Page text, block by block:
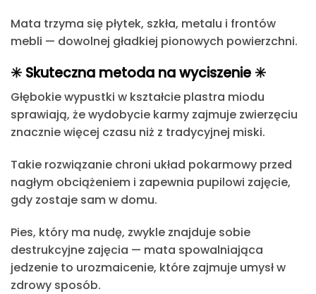
Mata trzyma się płytek, szkła, metalu i frontów
mebli — dowolnej gładkiej pionowych powierzchni.
✳️ Skuteczna metoda na wyciszenie ✳️
Głębokie wypustki w kształcie plastra miodu
sprawiają, że wydobycie karmy zajmuje zwierzęciu
znacznie więcej czasu niż z tradycyjnej miski.
Takie rozwiązanie chroni układ pokarmowy przed
nagłym obciążeniem i zapewnia pupilowi zajęcie,
gdy zostaje sam w domu.
Pies, który ma nudę, zwykle znajduje sobie
destrukcyjne zajęcia — mata spowalniająca
jedzenie to urozmaicenie, które zajmuje umysł w
zdrowy sposób.